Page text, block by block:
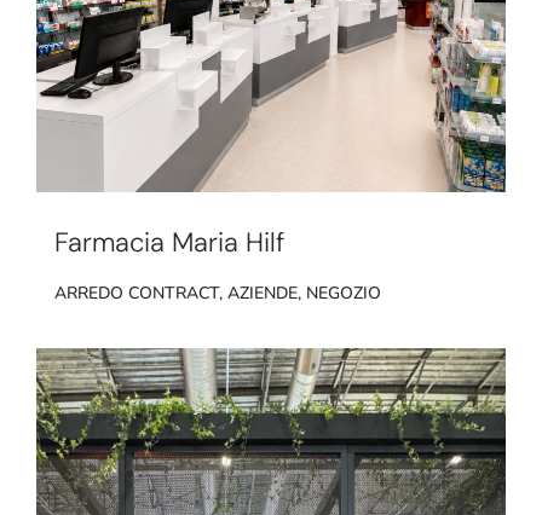
Farmacia Maria Hilf
ARREDO CONTRACT, AZIENDE, NEGOZIO